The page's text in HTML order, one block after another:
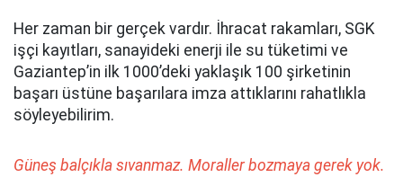
Her zaman bir gerçek vardır. İhracat rakamları, SGK
işçi kayıtları, sanayideki enerji ile su tüketimi ve
Gaziantep’in ilk 1000’deki yaklaşık 100 şirketinin
başarı üstüne başarılara imza attıklarını rahatlıkla
söyleyebilirim.
Güneş balçıkla sıvanmaz. Moraller bozmaya gerek yok.